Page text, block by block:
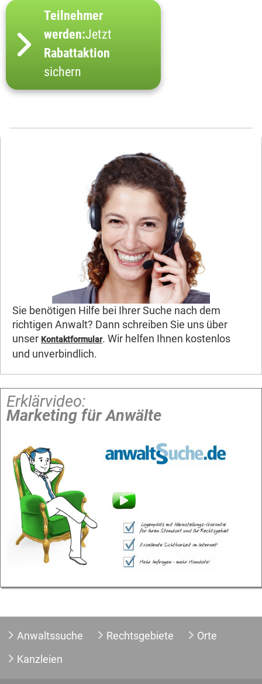
Teilnehmer
werden:Jetzt
Rabattaktion
sichern
Sie benötigen Hilfe bei Ihrer Suche nach dem
richtigen Anwalt? Dann schreiben Sie uns über
unser Kontaktformular. Wir helfen Ihnen kostenlos
und unverbindlich.
Erklärvideo:
Marketing für Anwälte
Anwaltssuche Rechtsgebiete
Orte
Kanzleien